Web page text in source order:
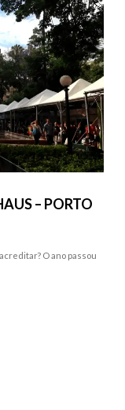
– PORTO
O ano passou